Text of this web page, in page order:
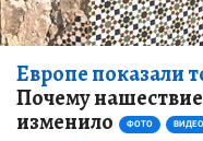
Европе показали
Почему
изменило
ФОТО ВИДЕО